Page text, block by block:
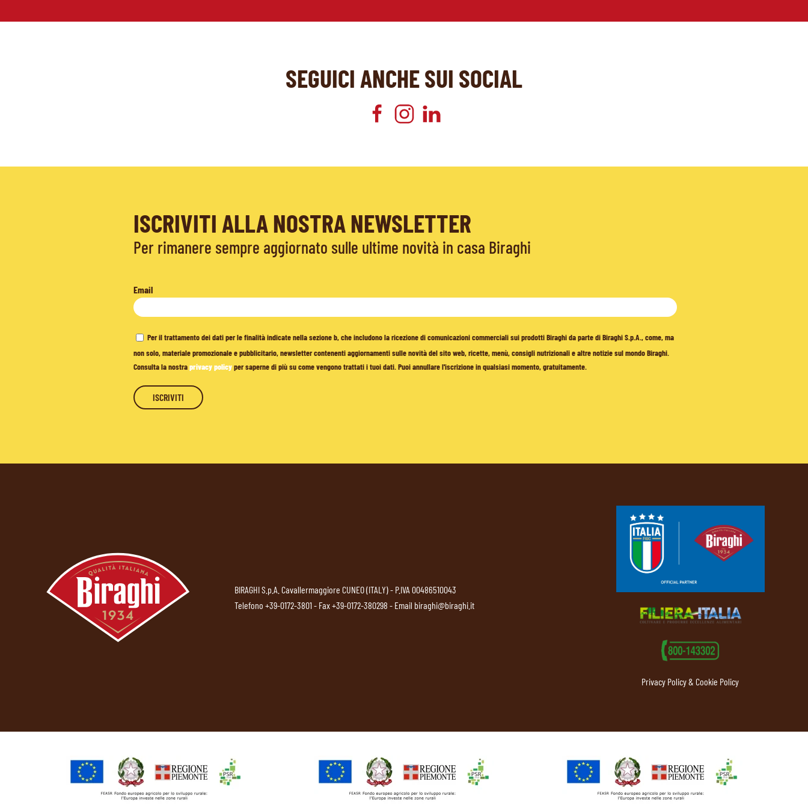
SEGUICI ANCHE SUI SOCIAL
ISCRIVITI ALLA NOSTRA NEWSLETTER
Per rimanere sempre aggiornato sulle ultime novità in casa Biraghi
Email
Per il trattamento dei dati per le finalità indicate nella sezione b, che includono la ricezione di comunicazioni commerciali sui prodotti Biraghi da parte di Biraghi S.p.A., come, ma
non solo, materiale promozionale e pubblicitario, newsletter contenenti aggiornamenti sulle novità del sito web, ricette, menù, consigli nutrizionali e altre notizie sul mondo Biraghi.
Consulta la nostraprivacy policyper saperne di più su come vengono trattati i tuoi dati. Puoi annullare l'iscrizione in qualsiasi momento, gratuitamente.
BIRAGHI S.p.A. Cavallermaggiore CUNEO (ITALY) - P.IVA 00486510043
Telefono +39-0172-3801- Fax +39-0172-380298 - Email biraghi@biraghi.it
Privacy Policy & Cookie Policy